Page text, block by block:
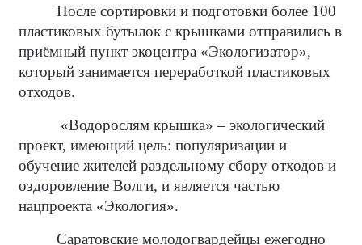
После сортировки и подготовки более 100
пластиковых бутылок с крышками отправились в
приёмный пункт экоцентра «Экологизатор»,
который занимается переработкой пластиковых
отходов.
«Водорослям крышка» – экологический
проект, имеющий цель: популяризации и
обучение жителей раздельному сбору отходов и
оздоровление Волги, и является частью
нацпроекта «Экология».
Саратовские молодогвардейцы ежегодно